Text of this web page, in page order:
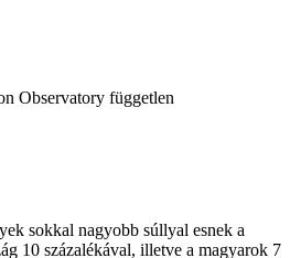
Observatory független
sokkal nagyobb súllyal esnek a
10 százalékával, illetve a magyarok 7